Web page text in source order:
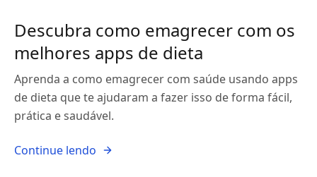
Descubra como emagrecer com os
melhores apps de dieta
Aprenda a como emagrecer com saúde usando apps
de dieta que te ajudaram a fazer isso de forma fácil,
prática e saudável.
Continue lendo